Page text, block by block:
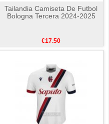
Tailandia Camiseta De Futbol
Bologna Tercera 2024-2025
€17.50